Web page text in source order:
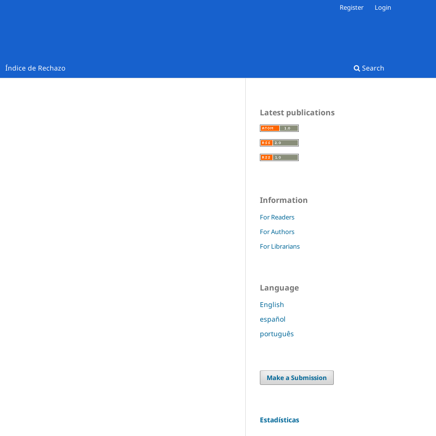
Índice de Rechazo Search
Register Login
Latest publications
Information
For Readers
For Authors
For Librarians
Language
English
español
português
Make a Submission
Estadísticas